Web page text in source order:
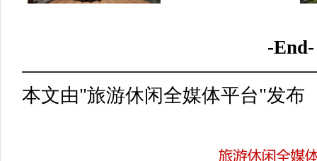
-End-
本文由"旅游休闲全媒体平台"发布